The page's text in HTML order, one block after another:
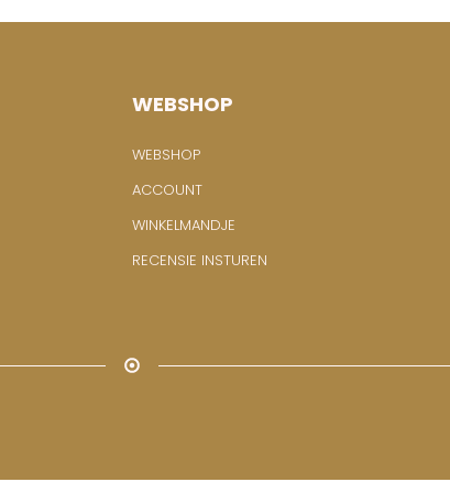
WEBSHOP
WEBSHOP
ACCOUNT
WINKELMANDJE
RECENSIE INSTUREN